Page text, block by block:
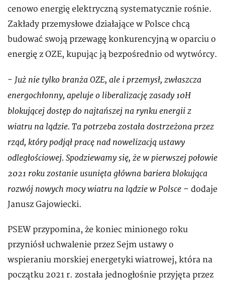
cenowo energię elektryczną systematycznie rośnie.
Zakłady przemysłowe działające w Polsce chcą
budować swoją przewagę konkurencyjną w oparciu o
energię z OZE, kupując ją bezpośrednio od wytwórcy.
- Już nie tylko branża OZE, ale i przemysł, zwłaszcza
energochłonny, apeluje o liberalizację zasady 10H
blokującej dostęp do najtańszej na rynku energii z
wiatru na lądzie. Ta potrzeba została dostrzeżona przez
rząd, który podjął pracę nad nowelizacją ustawy
odległościowej. Spodziewamy się, że w pierwszej połowie
2021 roku zostanie usunięta główna bariera blokująca
rozwój nowych mocy wiatru na lądzie w Polsce – dodaje
Janusz Gajowiecki.
PSEW przypomina, że koniec minionego roku
przyniósł uchwalenie przez Sejm ustawy o
wspieraniu morskiej energetyki wiatrowej, która na
początku 2021 r. została jednogłośnie przyjęta przez